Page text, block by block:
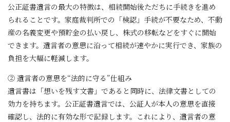
公正証書遺言の最大の特徴は、相続開始後ただちに手続きを進め
られることです。家庭裁判所での「検認」手続が不要なため、不動
産の名義変更や預貯金の払い戻し、株式の移転などをすぐに開始
できます。遺言者の意思に沿って相続が速やかに実行でき、家族の
負担を大幅に軽減します。
② 遺言者の意思を“法的に守る”仕組み
遺言書は「想いを残す文書」であると同時に、法律文書としての
効力を持ちます。公正証書遺言では、公証人が本人の意思を直接
確認し、法的に有効な形で記録します。これにより、遺言者の意